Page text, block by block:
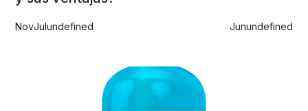
NovJulundefined Junundefined